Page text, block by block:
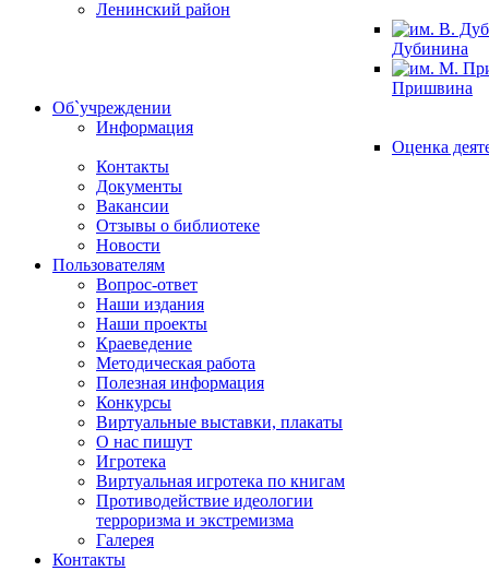
Ленинский район
Дубинина
Пришвина
Об`учреждении
Информация
Оценка
Контакты
Документы
Вакансии
Отзывы о библиотеке
Новости
Пользователям
Вопрос-ответ
Наши издания
Наши проекты
Краеведение
Методическая работа
Полезная информация
Конкурсы
Виртуальные выставки, плакаты
О нас пишут
Игротека
Виртуальная игротека по книгам
Противодействие идеологии
терроризма и экстремизма
Галерея
Контакты